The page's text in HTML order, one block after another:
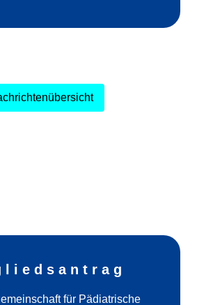
l i e d s a n t r a g
für Pädiatrische